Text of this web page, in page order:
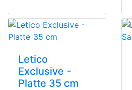
Letico
Exclusive -
Platte 35 cm